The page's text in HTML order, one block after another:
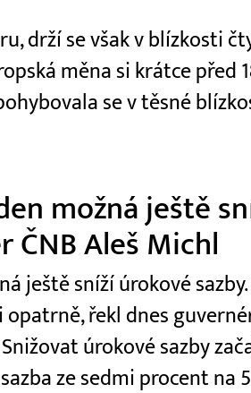
drží se však v blízkosti
měna si krátce před
se v těsné
možná ještě
ČNB Aleš Michl
ještě sníží úrokové
řekl dnes
úrokové sazby
ze sedmi procent na